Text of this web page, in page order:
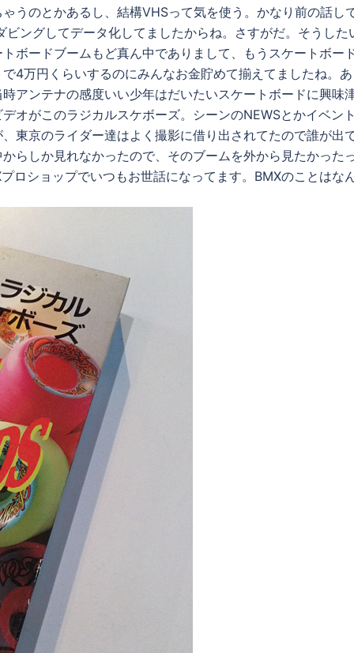
うのとかあるし、結構VHSって気を使う。かなり前の話し
ングしてデータ化してましたからね。さすがだ。そうした
ボードブームもど真ん中でありまして、もうスケートボー
4万円くらいするのにみんなお金貯めて揃えてましたね。
アンテナの感度いい少年はだいたいスケートボードに興味
オがこのラジカルスケボーズ。シーンのNEWSとかイベン
東京のライダー達はよく撮影に借り出されてたので誰が出
らしか見れなかったので、そのブームを外から見たかった
ロショップでいつもお世話になってます。BMXのことはな